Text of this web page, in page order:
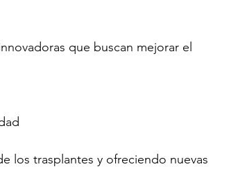
que buscan mejorar el
los trasplantes y ofreciendo nuevas